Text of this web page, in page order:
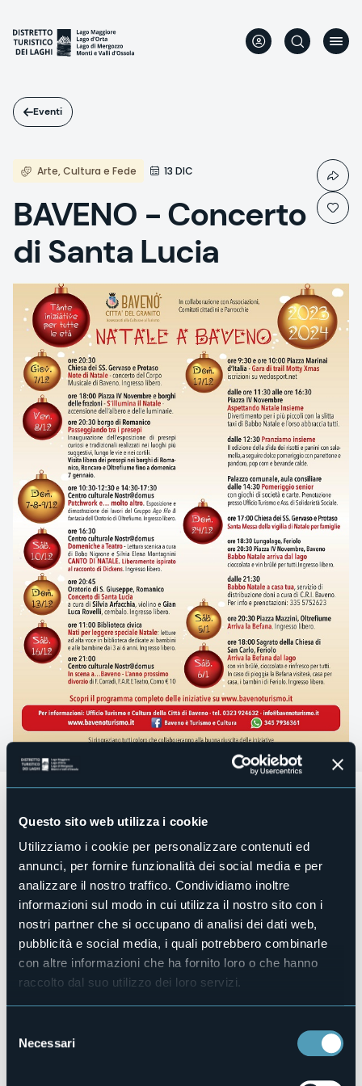
Questo sito web utilizza i cookie
Utilizziamo i cookie per personalizzare contenuti ed
annunci, per fornire funzionalità dei social media e per
analizzare il nostro traffico. Condividiamo inoltre
informazioni sul modo in cui utilizza il nostro sito con i
nostri partner che si occupano di analisi dei dati web,
pubblicità e social media, i quali potrebbero combinarle
con altre informazioni che ha fornito loro o che hanno
raccolto dal suo utilizzo dei loro servizi.
delNecessari
contenuto
principale
Eventi
Arte, Cultura e Fede 13 DIC
BAVENO - Concerto
di Santa Lucia
Oratorio San Giuseppe a Romanico frazione di Baveno
(VB)
A cura di Silvia Arfacchia (violino) e Gian Luca Rovelli
(cembalo).
Ingresso libero.
Organizzatore
Corpo Musicale di Baveno e Comitato festeggiamenti di
Romanico
Luogo dell'evento
Telefono